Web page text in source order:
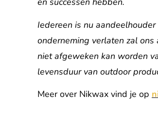
Iedereen is nu
onderneming verlaten zal
niet afgeweken kan worden
levensduur van outdoor
Meer over Nikwax vind je op